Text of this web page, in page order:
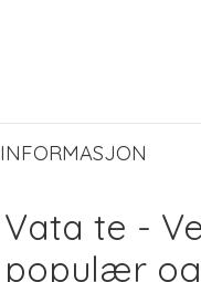
INFORMASJON
Vata te -
populær